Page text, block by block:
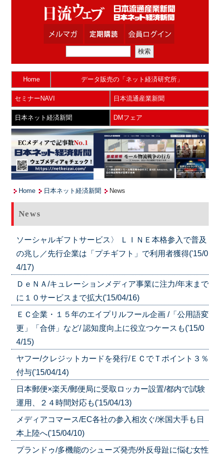
Home データ販売の「ネット経済研究所」
セミナーNAVI 日本流通産業新聞
日本ネット経済新聞 DMフェア
Home 日本ネット経済新聞 News
News
ソーシャルギフトサービス〉 ＬＩＮＥ本格参入で普及
の兆し／先行企業は「プチギフト」で利用者獲得('15/0
4/17)
ＤｅＮＡ/キュレーションメディア事業に注力/年末まで
に１０サービスまで拡大('15/04/16)
ＥＣ企業・１５年のエイプリルフール企画 /「公用語変
更」「合併」など/ 認知度向上に役立つケースも('15/0
4/15)
ヤフー/クレジットカードを発行/ＥＣでＴポイント３％
付与('15/04/14)
日本郵便×楽天/郵便局に受取ロッカー設置/都内で試験
運用、２４時間対応も('15/04/13)
メディアコマース/EC各社の参入相次ぐ/米国大手も日
本上陸へ('15/04/10)
プランドゥ/多機能のシューズ発売/外反母趾に悩む女性